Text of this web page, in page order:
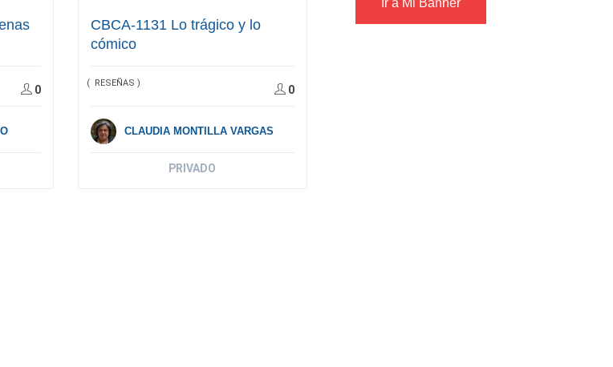
0
CBCA-1131 Lo trágico y lo
cómico
( RESEÑAS )
0
CLAUDIA MONTILLA VARGAS
PRIVADO
Ir a Mi Banner